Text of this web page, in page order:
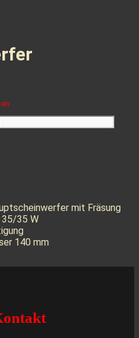
mit Fräsung
35/35 W
140 mm